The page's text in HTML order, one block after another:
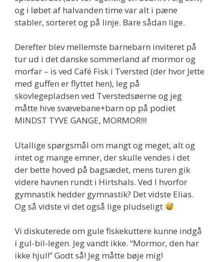
og i løbet af halvanden time var alt i pæne
stabler, sorteret og på linje. Bare sådan lige.
Derefter blev mellemste barnebarn inviteret på
tur ud i det danske sommerland af mormor og
morfar – is ved Café Fisk i Tversted (der hvor Jette
med guffen er flyttet hen), leg på
skovlegepladsen ved Tverstedsøerne og jeg
måtte hive svævebane+barn op på podiet
MINDST TYVE GANGE, MORMOR!!!
Utallige spørgsmål om mangt og meget, alt og
intet og mange emner, der skulle vendes i det
der bette hoved på bagsædet, mens turen gik
videre havnen rundt i Hirtshals. Ved I hvorfor
gymnastik hedder gymnastik? Det vidste Elias.
Og så vidste vi det også lige pludseligt
Vi diskuterede om gule fiskekuttere kunne indgå
i gul-bil-legen. Jeg vandt ikke. “Mormor, den har
ikke hjul!” Godt så! Jeg måtte bøje mig!